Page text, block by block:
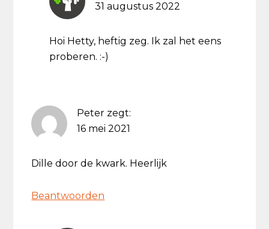
31 augustus 2022
Hoi Hetty, heftig zeg. Ik zal het eens
proberen. :-)
Peter zegt:
16 mei 2021
Dille door de kwark. Heerlijk
Beantwoorden